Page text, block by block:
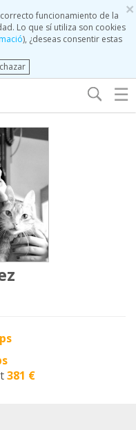
×
funcionamiento de la
Lo que sí utiliza son cookies
), ¿deseas consentir estas
☰
381 €